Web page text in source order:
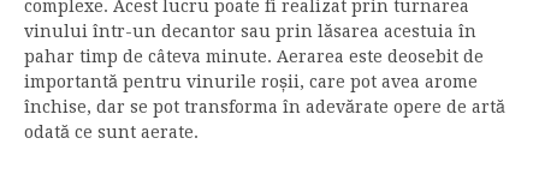
complexe. Acest lucru poate fi realizat prin turnarea
vinului într-un decantor sau prin lăsarea acestuia în
pahar timp de câteva minute. Aerarea este deosebit de
importantă pentru vinurile roșii, care pot avea arome
închise, dar se pot transforma în adevărate opere de artă
odată ce sunt aerate.